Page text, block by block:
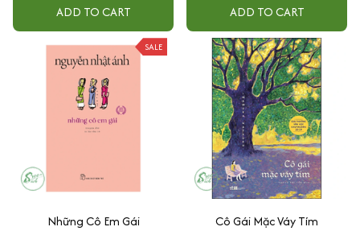
ADD TO CART ADD TO CART
SALE
Những Cô Em Gái
Cô Gái Mặc Váy Tím